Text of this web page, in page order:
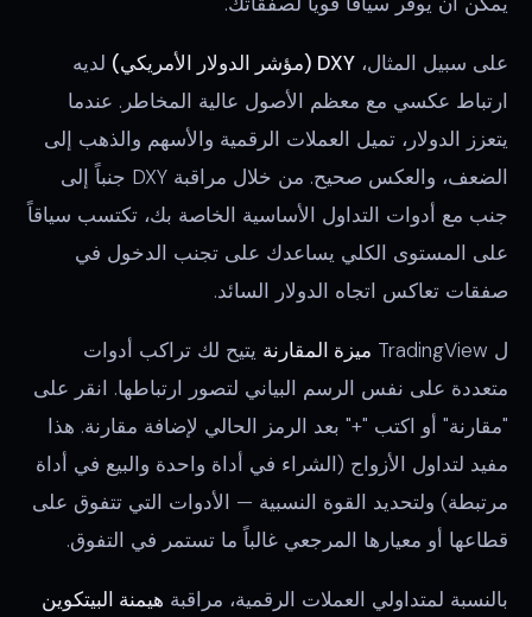
على سبيل المثال، DXY (مؤشر الدولار الأمريكي)
لديه
ارتباط عكسي مع معظم الأصول عالية المخاطر. عندما
يتعزز الدولار، تميل العملات الرقمية والأسهم والذهب إلى
الضعف، والعكس صحيح. من خلال مراقبة DXY جنباً إلى
جنب مع أدوات التداول الأساسية الخاصة بك، تكتسب سياقاً
على المستوى الكلي يساعدك على تجنب الدخول في
صفقات تعاكس اتجاه الدولار السائد.
ل TradingView ميزة المقارنة يتيح لك تراكب أدوات
متعددة على نفس الرسم البياني لتصور ارتباطها. انقر على
"مقارنة" أو اكتب "+" بعد الرمز الحالي لإضافة مقارنة. هذا
مفيد لتداول الأزواج (الشراء في أداة واحدة والبيع في أداة
مرتبطة) ولتحديد القوة النسبية — الأدوات التي تتفوق على
قطاعها أو معيارها المرجعي غالباً ما تستمر في التفوق.
بالنسبة لمتداولي العملات الرقمية، مراقبة هيمنة البيتكوين